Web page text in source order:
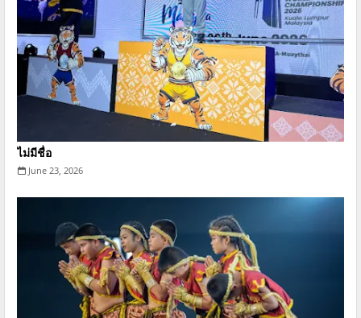
ไม่มีชื่อ
June 23, 2026